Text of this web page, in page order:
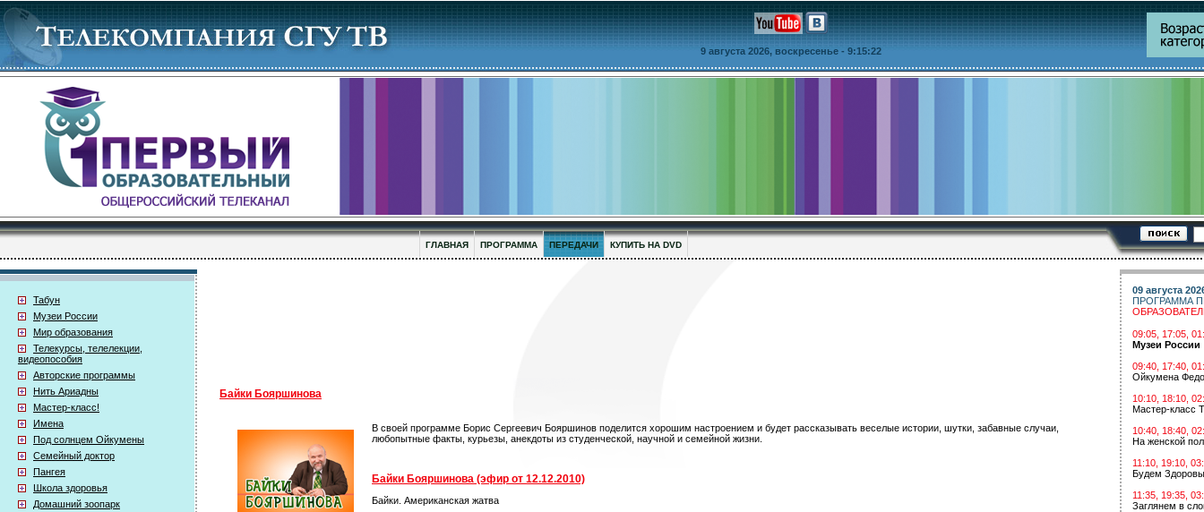
9 августа 2026, воскресенье - 9:15:22
ГЛАВНАЯ ПРОГРАММА ПЕРЕДАЧИ КУПИТЬ НА DVD
Табун
Музеи России
Мир образования
Телекурсы, телелекции,
видеопособия
Авторские программы
Нить Ариадны
Мастер-класс!
Имена
Под солнцем Ойкумены
Семейный доктор
Пангея
Школа здоровья
Домашний зоопарк
Байки Бояршинова
В своей программе Борис Сергеевич Бояршинов поделится хорошим настроением и будет рассказывать веселые истории, шутки, забавные случаи,
любопытные факты, курьезы, анекдоты из студенческой, научной и семейной жизни.
Байки Бояршинова (эфир от 12.12.2010)
Байки. Американская жатва
09 августа
ПРОГРАММА
09:05, 17:05,
Музеи России
09:40, 17:40,
Ойкумена
10:10, 18:10,
Мастер-класс
10:40, 18:40,
На женской
11:10, 19:10,
Будем
11:35, 19:35,
Заглянем в